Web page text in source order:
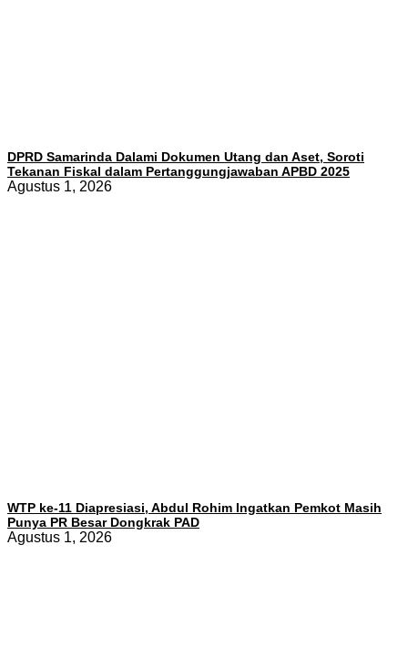
DPRD Samarinda Dalami Dokumen Utang dan Aset, Soroti
Tekanan Fiskal dalam Pertanggungjawaban APBD 2025
Agustus 1, 2026
WTP ke-11 Diapresiasi, Abdul Rohim Ingatkan Pemkot Masih
Punya PR Besar Dongkrak PAD
Agustus 1, 2026